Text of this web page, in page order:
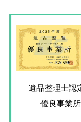
遺品整理士認
優良事業